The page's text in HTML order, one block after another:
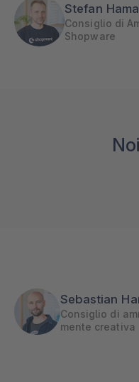
Stefan
Consiglio di
Shopware
Sebastian
Consiglio di
mente creativa